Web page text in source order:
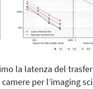
la latenza del
per l’imaging